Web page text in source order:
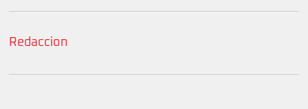
Redaccion